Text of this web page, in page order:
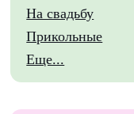
На свадьбу
Прикольные
Еще...